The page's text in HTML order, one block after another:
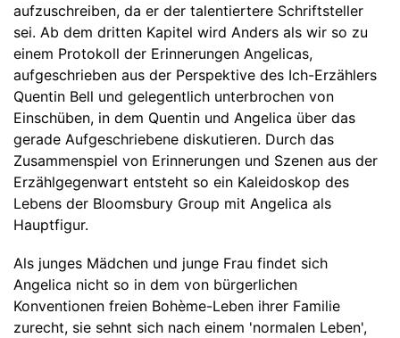
aufzuschreiben, da er der talentiertere Schriftsteller
sei. Ab dem dritten Kapitel wird Anders als wir so zu
einem Protokoll der Erinnerungen Angelicas,
aufgeschrieben aus der Perspektive des Ich-Erzählers
Quentin Bell und gelegentlich unterbrochen von
Einschüben, in dem Quentin und Angelica über das
gerade Aufgeschriebene diskutieren. Durch das
Zusammenspiel von Erinnerungen und Szenen aus der
Erzählgegenwart entsteht so ein Kaleidoskop des
Lebens der Bloomsbury Group mit Angelica als
Hauptfigur.
Als junges Mädchen und junge Frau findet sich
Angelica nicht so in dem von bürgerlichen
Konventionen freien Bohème-Leben ihrer Familie
zurecht, sie sehnt sich nach einem 'normalen Leben',